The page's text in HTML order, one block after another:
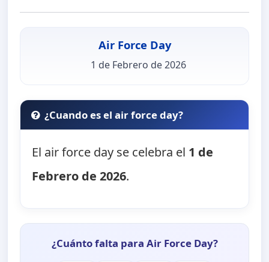
Air Force Day
1 de Febrero de 2026
¿Cuando es el air force day?
El air force day se celebra el 1 de
Febrero de 2026.
¿Cuánto falta para Air Force Day?